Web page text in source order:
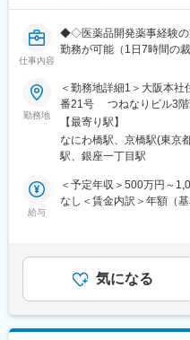
■教育体制：
通常医薬品メーカー出身
員として登録しています
プデートできる環境です。
■働き方：
◎完全在宅勤務のため、拠
なくてもご就業いただけま
場合、お子様の通院やご
す。
・会議や打ち合わせで必
います）が発生します。
※国内出張の頻度は1~3回/
ん。）
仕事内容
◆◇医薬品開発薬事経験の
勤務が可能（1日7時間の
会社◆◇
■業務内容：
医薬品開発における薬事
ンサルティング業務をお
略を設計する上流ポジショ
・クライアントの基本戦
・三極規制当局との事前
の調査・分析・アドバイス
・新薬ライセンス導入時
勤務地
＜勤務地詳細1＞大阪本
番21号 つねなりビル3階
動喫煙対策：屋内全面禁
千代田区丸の内1-11-1 パ
13階 受動喫煙対策：屋内
【最寄り駅】
なにわ橋駅、京橋駅(東京
駅、銀座一丁目駅
給与
＜予定年収＞500万円～
なし＜賃金内訳＞年額（
額であり、選考を通じて
固定手当を含めた表記です
気になる